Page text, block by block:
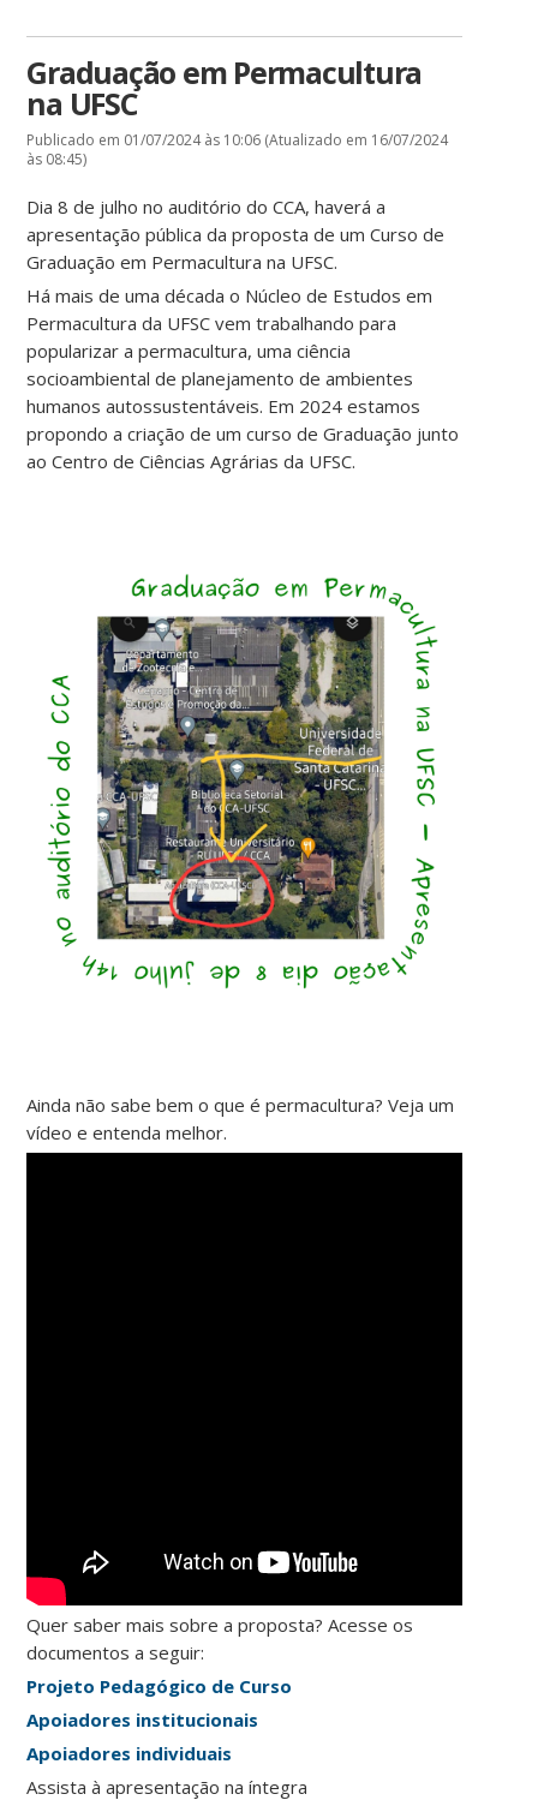
Graduação em Permacultura
na UFSC
Publicado em 01/07/2024 às 10:06 (Atualizado em 16/07/2024
às 08:45)
Dia 8 de julho no auditório do CCA, haverá a
apresentação pública da proposta de um Curso de
Graduação em Permacultura na UFSC.
Há mais de uma década o Núcleo de Estudos em
Permacultura da UFSC vem trabalhando para
popularizar a permacultura, uma ciência
socioambiental de planejamento de ambientes
humanos autossustentáveis. Em 2024 estamos
propondo a criação de um curso de Graduação junto
ao Centro de Ciências Agrárias da UFSC.
Ainda não sabe bem o que é permacultura? Veja um
vídeo e entenda melhor.
Quer saber mais sobre a proposta? Acesse os
documentos a seguir:
Projeto Pedagógico de Curso
Apoiadores institucionais
Apoiadores individuais
Assista à apresentação na íntegra